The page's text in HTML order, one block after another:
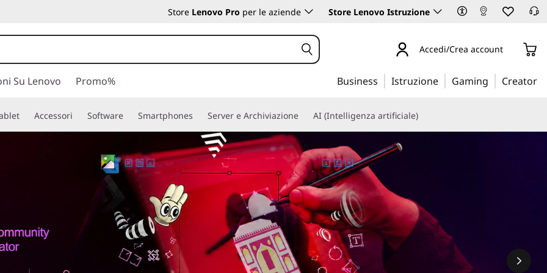
Store Lenovo Pro per le aziende Store Lenovo Istruzione
Accedi/Crea account
Su Lenovo Promo% Business Istruzione Gaming Creator
Accessori Software Smartphones Server e Archiviazione AI (Intelligenza artificiale)